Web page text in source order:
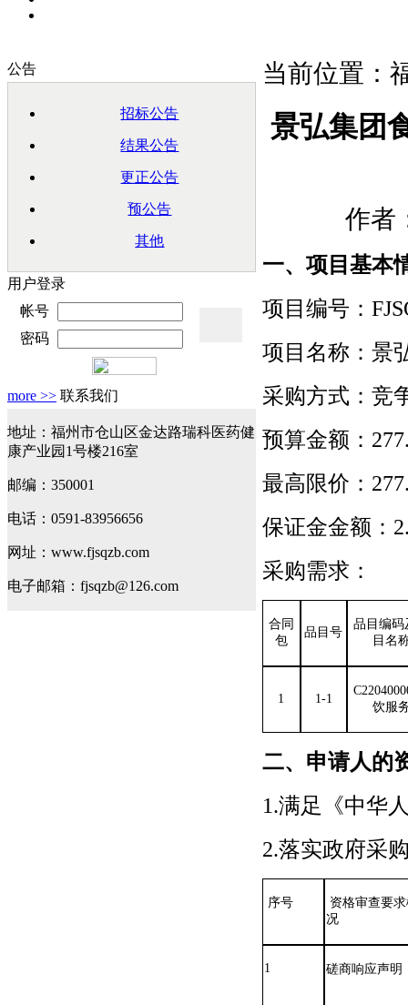
公告
招标公告
结果公告
更正公告
预公告
其他
用户登录
帐号
密码
more >> 联系我们
地址：福州市仓山区金达路瑞科医药健
康产业园1号楼216室
邮编：350001
电话：0591-83956656
网址：www.fjsqzb.com
电子邮箱：fjsqzb@126.com
当前位置：
景弘集团
作者
一、项目基本
项目编号：
项目名称： 景
采购方式：竞
预算金额：
最高限价：
保证金金额： 2
采购需求：
合同
包
品目号
品目编码
目名
1 1-1
饮服
二、申请人的
1.满足《中华
2.落实政府采
序号
资格审查要
况
1 磋商响应声明